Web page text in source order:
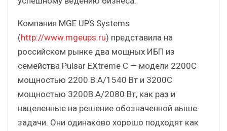
Компания MGE UPS Systems
(http://www.mgeups.ru) представила на
российском рынке два мощных ИБП из
семейства Pulsar EXtreme C — модели 2200С
мощностью 2200 В.А/1540 Вт и 3200С
мощностью 3200В.А/2080 Вт, как раз и
нацеленные на решение обозначенной выше
задачи. Они одинаково хорошо подходят как